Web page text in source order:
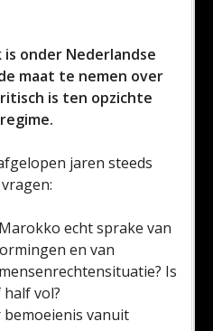
onder Nederlandse
maat te nemen over
is ten opzichte
jaren steeds
echt sprake van
en van
Is
vol?
vanuit